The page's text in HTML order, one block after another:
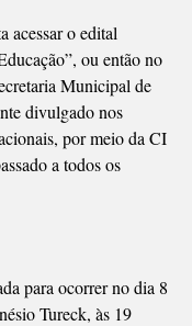
acessar o edital
ou então no
Municipal de
divulgado nos
por meio da CI
a todos os
para ocorrer no dia 8
Tureck, às 19